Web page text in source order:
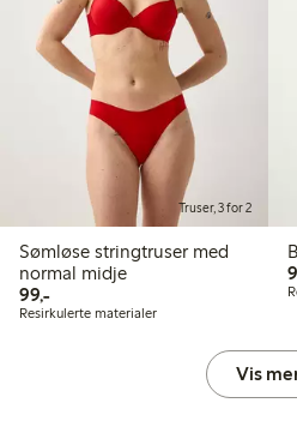
Truser, 3 for 2
Sømløse stringtruser med
normal midje
99,-99,00 kr
Resirkulerte materialer
Vis